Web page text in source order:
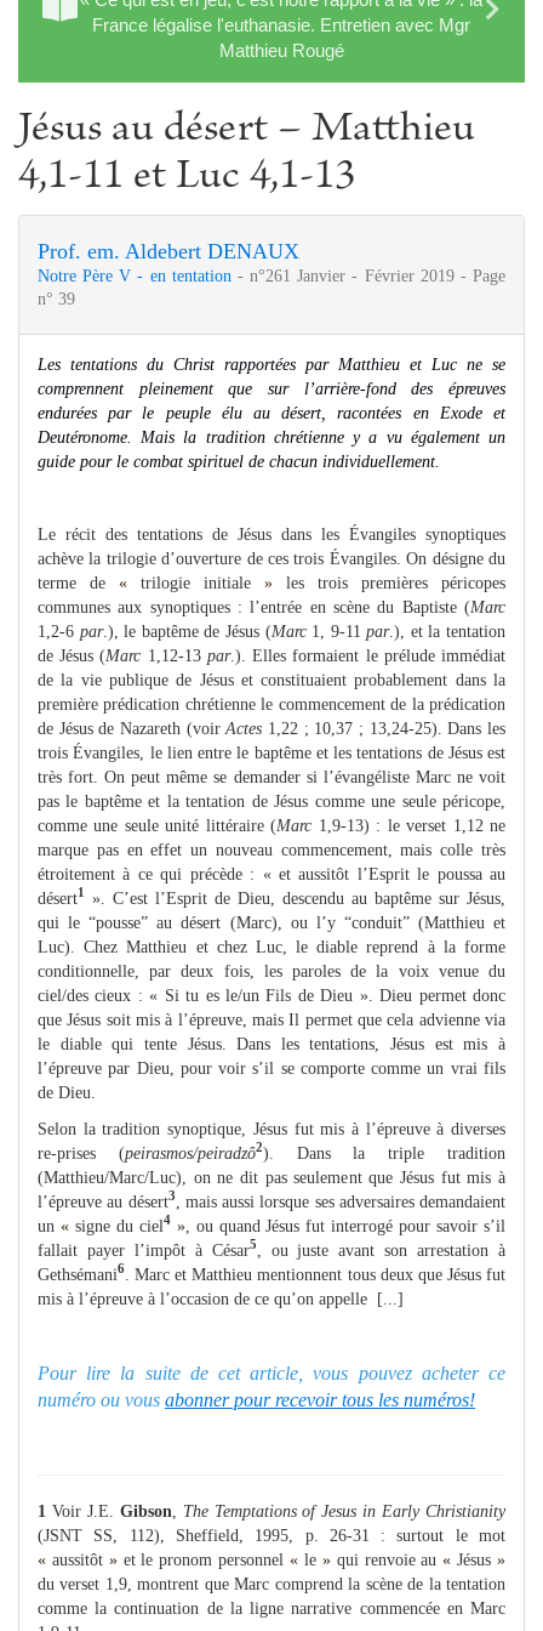
France légalise l'euthanasie. Entretien avec Mgr
Matthieu Rougé
Jésus au désert – Matthieu
4,1-11 et Luc 4,1-13
Prof. em. Aldebert DENAUX
Notre Père V - en tentation - n°261 Janvier - Février 2019 - Page
n° 39
Les tentations du Christ rapportées par Matthieu et Luc ne se
comprennent pleinement que sur l’arrière-fond des épreuves
endurées par le peuple élu au désert, racontées en Exode et
Deutéronome. Mais la tradition chrétienne y a vu également un
guide pour le combat spirituel de chacun individuellement.
Le récit des tentations de Jésus dans les Évangiles synoptiques
achève la trilogie d’ouverture de ces trois Évangiles. On désigne du
terme de « trilogie initiale » les trois premières péricopes
communes aux synoptiques : l’entrée en scène du Baptiste (Marc
1,2-6 par.), le baptême de Jésus (Marc 1, 9-11par.), et la tentation
de Jésus (Marc 1,12-13 par.). Elles formaient le prélude immédiat
de la vie publique de Jésus et constituaient probablement dans la
première prédication chrétienne le commencement de la prédication
de Jésus de Nazareth (voirActes 1,22 ; 10,37 ; 13,24-25). Dans les
trois Évangiles, le lien entre le baptême et les tentations de Jésus est
très fort. On peut même se demander si l’évangéliste Marc ne voit
pas le baptême et la tentation de Jésus comme une seule péricope,
comme une seule unité littéraire (Marc 1,9-13) : le verset 1,12 ne
marque pas en effet un nouveau commencement, mais colle très
étroitement à ce qui précède : « et aussitôt l’Esprit le poussa au
désert1
». C’est l’Esprit de Dieu, descendu au baptême sur Jésus,
qui le “pousse” au désert (Marc), ou l’y “conduit” (Matthieu et
Luc). Chez Matthieu et chez Luc, le diable reprend à la forme
conditionnelle, par deux fois, les paroles de la voix venue du
ciel/des cieux : « Si tu es le/un Fils de Dieu ». Dieu permet donc
que Jésus soit mis à l’épreuve, mais Il permet que cela advienne via
le diable qui tente Jésus. Dans les tentations, Jésus est mis à
l’épreuve par Dieu, pour voir s’il se comporte comme un vrai fils
de Dieu.
Selon la tradition synoptique, Jésus fut mis à l’épreuve à diverses
re-prises (peirasmos/peiradzô2). Dans la triple tradition
(Matthieu/Marc/Luc), on ne dit pas seulement que Jésus fut mis à
l’épreuve au désert3
, mais aussi lorsque ses adversaires demandaient
un « signe du ciel4», ou quand Jésus fut interrogé pour savoir s’il
fallait payer l’impôt à César5
, ou juste avant son arrestation à
Gethsémani6
. Marc et Matthieu mentionnent tous deux que Jésus fut
mis à l’épreuve à l’occasion de ce qu’on appelle [...]
Pour lire la suite de cet article, vous pouvez acheter ce
numéro ou vous abonner pour recevoir tous les numéros!
1 Voir J.E. Gibson
The Temptations of Jesus in Early Christianity
(JSNT SS, 112), Sheffield, 1995, p. 26-31 : surtout le mot
« aussitôt »et le pronom personnel« le»qui renvoie au«Jésus»
du verset 1,9, montrent que Marc comprend la scène de la tentation
comme la continuation de la ligne narrative commencée en Marc